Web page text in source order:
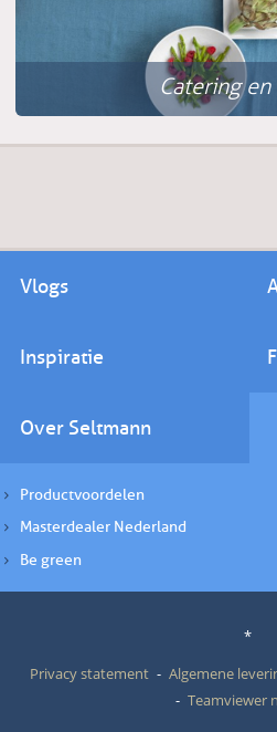
Catering
Vlogs
Inspiratie
Over Seltmann
Productvoordelen
Masterdealer Nederland
Be green
*
Privacy statement
Algemene
Teamviewer